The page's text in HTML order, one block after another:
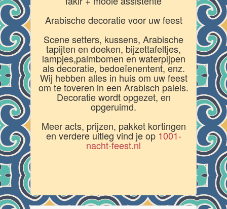
Arabische decoratie voor uw feest
Scene setters, kussens, Arabische
tapijten en doeken, bijzettafeltjes,
lampjes,palmbomen en waterpijpen
als decoratie, bedoeïenentent, enz.
Wij hebben alles in huis om uw feest
om te toveren in een Arabisch paleis.
Decoratie wordt opgezet, en
opgeruimd.
Meer acts, prijzen, pakket kortingen
en verdere uitleg vind je op 1001-
nacht-feest.nl